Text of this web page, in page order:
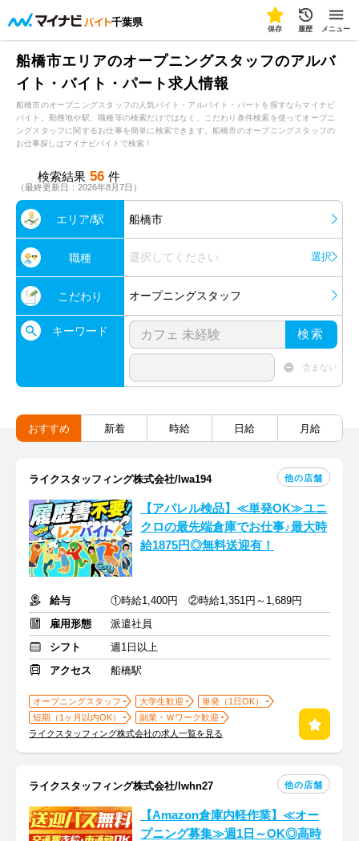
千葉県
保存 履歴 メニュー
船橋市エリアのオープニングスタッフのアルバ
イト・バイト・パート求人情報
船橋市のオープニングスタッフの人気バイト・アルバイト・パートを探すならマイナビ
バイト。勤務地や駅、職種等の検索だけではなく、こだわり条件検索を使ってオープニ
ングスタッフに関するお仕事を簡単に検索できます。船橋市のオープニングスタッフの
お仕事探しはマイナビバイトで検索！
検索結果 56 件
（最終更新日：2026年8月7日）
エリア/駅 船橋市
職種 選択してください 選択
こだわり オープニングスタッフ
キーワード 検索
含まない
おすすめ 新着 時給 日給 月給
ライクスタッフィング株式会社/lwa194 他の店舗
【アパレル検品】≪単発OK≫ユニ
クロの最先端倉庫でお仕事♪最大時
給1875円◎無料送迎有！
給与
①時給1,400円 ②時給1,351円～1,689円
雇用形態
派遣社員
シフト
週1日以上
アクセス
船橋駅
オープニングスタッフ 大学生歓迎
単発（1日OK）
短期（1ヶ月以内OK）
副業・Ｗワーク歓迎
ライクスタッフィング株式会社の求人一覧を見る
ライクスタッフィング株式会社/lwhn27 他の店舗
【Amazon倉庫内軽作業】≪オー
プニング募集≫週1日～OK◎高時